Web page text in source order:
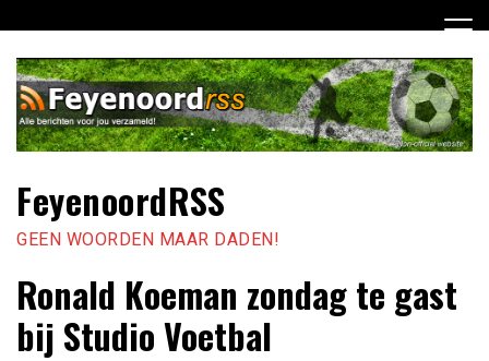
naar
inhoud
FeyenoordRSS
GEEN WOORDEN MAAR DADEN!
Ronald Koeman zondag te gast
bij Studio Voetbal